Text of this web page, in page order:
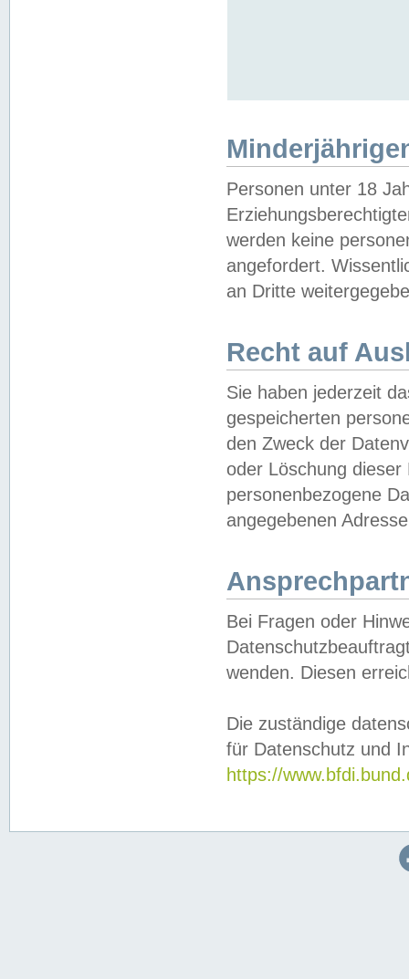
Personen unter 18
werden keine
angefordert.
an Dritte
Recht auf
Sie haben jederzeit
gespeicherten
den Zweck der
oder Löschung
personenbezogene
angegebenen
Bei Fragen oder
wenden. Diesen
Die zuständige
für Datenschutz und
https://